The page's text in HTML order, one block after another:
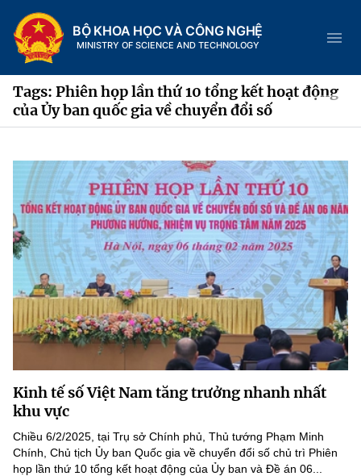
BỘ KHOA HỌC VÀ CÔNG NGHỆ
MINISTRY OF SCIENCE AND TECHNOLOGY
Trang chủ
Giới thiệu
Chức năng nhiệm vụ
Cơ cấu tổ chức
Lịch sử phát triển
Sở Khoa học và Công nghệ
Tin tức sự kiện
Khoa học và Công nghệ
Đổi mới sáng tạo
Chuyển đổi số
Sở hữu trí tuệ
Dịch vụ công
Hệ thống văn bản
Văn bản chỉ đạo điều hành
Lấy ý kiến người dân về dự thảo VBQPPL
THỐNG KÊ
Khoa học và Công nghệ
Multimedia
Tags: Phiên họp lần thứ 10 tổng kết hoạt động
của Ủy ban quốc gia về chuyển đổi số
Kinh tế số Việt Nam tăng trưởng nhanh nhất
khu vực
Chiều 6/2/2025, tại Trụ sở Chính phủ, Thủ tướng Phạm Minh
Chính, Chủ tịch Ủy ban Quốc gia về chuyển đổi số chủ trì Phiên
họp lần thứ 10 tổng kết hoạt động của Ủy ban và Đề án 06...